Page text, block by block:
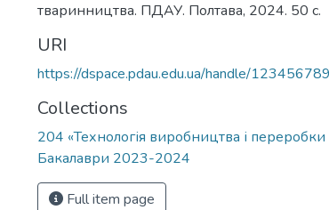
тваринництва. ПДАУ. Полтава, 2024. 50 с.
URI
https://dspace.pdau.edu.ua/handle/
Collections
204 «Технологія виробництва і
Бакалаври 2023-2024
Full item page